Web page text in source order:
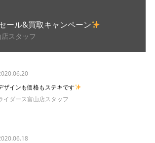
ール&買取キャンペーン
スタッフ
ザインも価格もステキです
イダース富山店スタッフ